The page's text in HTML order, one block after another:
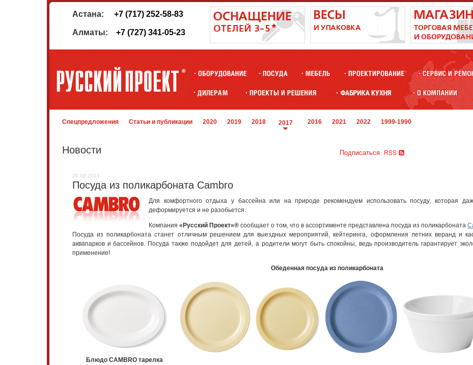
Астана: +7 (717) 252-58-83
Алматы: +7 (727) 341-05-23
Спецпредложения Статьи и публикации 2020 2019 2018 2017 2016 2021 2022 1999-1990
Новости Подписаться
28.08.2017
Посуда из поликарбоната Cambro
Для комфортного отдыха у бассейна или на природе рекомендуем использовать посуду, которая
деформируется и не разобьется.
Компания «Русский Проект»® сообщает о том, что в ассортименте представлена посуда из поликарбоната
Посуда из поликарбоната станет отличным решением для выездных мероприятий, кейтеринга, оформления летних веранд и
аквапарков и бассейнов. Посуда также подойдет для детей, а родители могут быть спокойны, ведь производитель гарантирует
применение!
Обеденная посуда из поликарбоната
Блюдо CAMBRO тарелка